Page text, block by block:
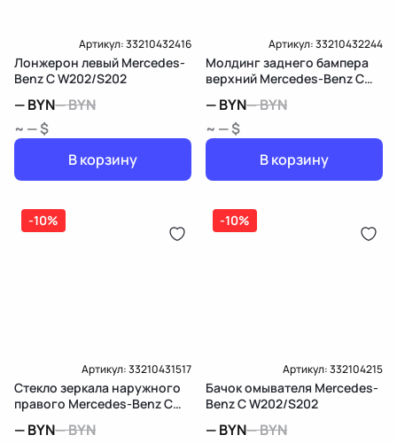
Артикул:33210432416
Лонжерон левый Mercedes-
Benz C W202/S202
—BYN—BYN
~ — $
В корзину
Артикул:33210432244
Молдинг заднего бампера
верхний Mercedes-Benz C
—BYN—BYN
~ — $
В корзину
-10%
Артикул:33210431517
Стекло зеркала наружного
правого Mercedes-Benz C
—BYN—BYN
-10%
Артикул:332104215
Бачок омывателя Mercedes-
Benz C W202/S202
—BYN—BYN